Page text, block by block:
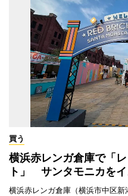
買う
横浜赤レンガ倉庫で「
ト」 サンタモニカを
横浜赤レンガ倉庫（横浜市中区